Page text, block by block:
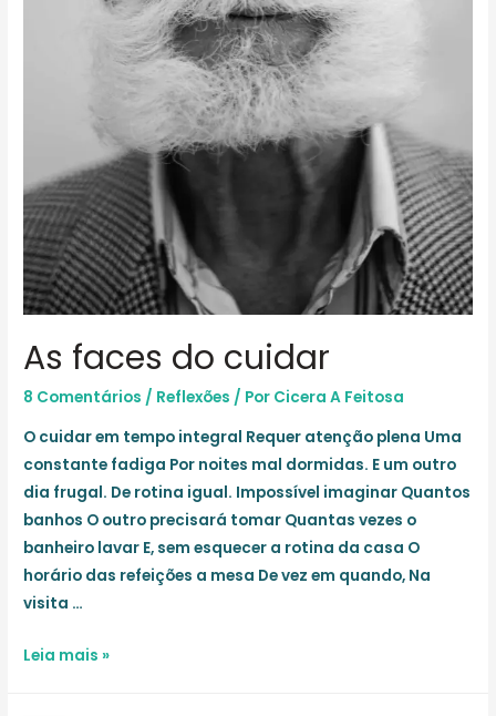
As faces do cuidar
8 Comentários / Reflexões / Por Cicera A Feitosa
O cuidar em tempo integral Requer atenção plena Uma
constante fadiga Por noites mal dormidas. E um outro
dia frugal. De rotina igual. Impossível imaginar Quantos
banhos O outro precisará tomar Quantas vezes o
banheiro lavar E, sem esquecer a rotina da casa O
horário das refeições a mesa De vez em quando, Na
visita …
As
Leia mais »